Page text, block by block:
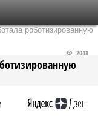
роботизированную
2048